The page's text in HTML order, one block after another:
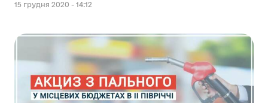
15 грудня 2020 - 14:12